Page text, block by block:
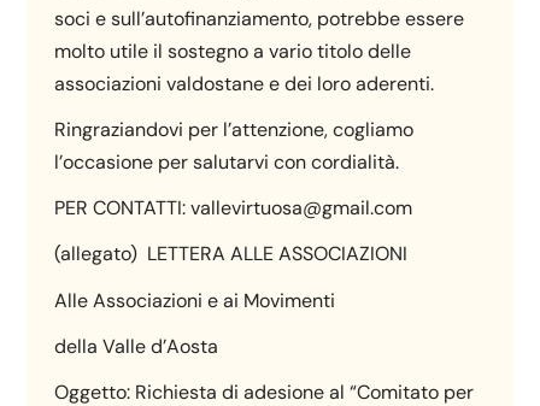
soci e sull’autofinanziamento, potrebbe essere
molto utile il sostegno a vario titolo delle
associazioni valdostane e dei loro aderenti.
Ringraziandovi per l’attenzione, cogliamo
l’occasione per salutarvi con cordialità.
PER CONTATTI: vallevirtuosa@gmail.com
(allegato) LETTERA ALLE ASSOCIAZIONI
Alle Associazioni e ai Movimenti
della Valle d’Aosta
Oggetto: Richiesta di adesione al “Comitato per